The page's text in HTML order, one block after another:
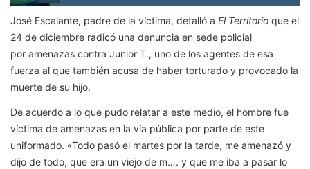
José Escalante, padre de la víctima, detalló a El Territorio que el
24 de diciembre radicó una denuncia en sede policial
por amenazas contra Junior T., uno de los agentes de esa
fuerza al que también acusa de haber torturado y provocado la
muerte de su hijo.
De acuerdo a lo que pudo relatar a este medio, el hombre fue
víctima de amenazas en la vía pública por parte de este
uniformado. «Todo pasó el martes por la tarde, me amenazó y
dijo de todo, que era un viejo de m…. y que me iba a pasar lo